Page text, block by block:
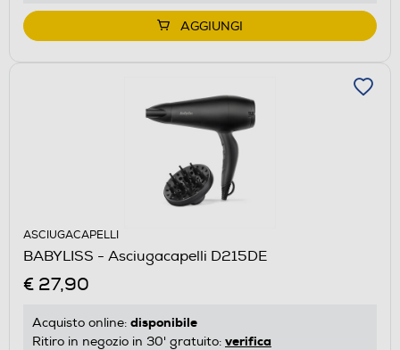
AGGIUNGI
ASCIUGACAPELLI
BABYLISS - Asciugacapelli D215DE
€ 27,90
Acquisto online: disponibile
Ritiro in negozio in 30' gratuito: verifica